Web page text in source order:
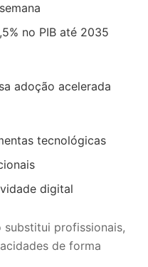
no PIB até 2035
adoção acelerada
tecnológicas
digital
profissionais,
de forma